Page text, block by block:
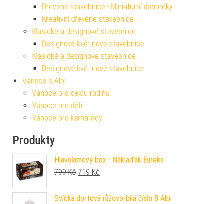
Dřevěné stavebnice - Miniaturní domečky
Kreativní dřevěné stavebnice
Klasické a designové stavebnice
Designové květinové stavebnice
Klasické a designové stavebnice
Designové květinové stavebnice
Vánoce s Albi
Vánoce pro celou rodinu
Vánoce pro děti
Vánoce pro kamarády
Produkty
Hlavolamový box - Náklaďák Eureka
799Kč Původní cena byla: 799 Kč.
719 Kč
Svíčka dortová růžovo-bílá číslo 8 Albi